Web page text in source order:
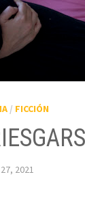
/ FICCIÓN
2021